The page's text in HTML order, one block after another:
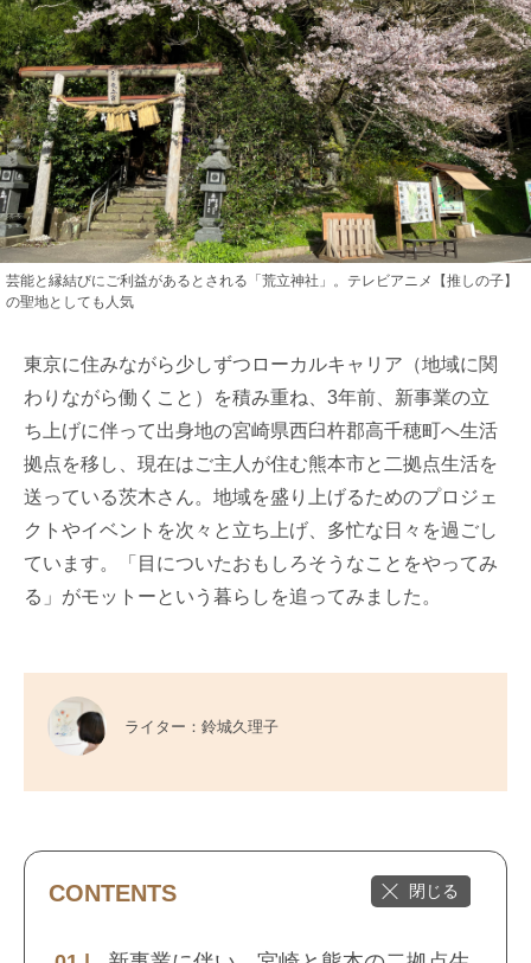
芸能と縁結びにご利益があるとされる「荒立神社」。テレビアニメ【推しの子】
の聖地としても人気
東京に住みながら少しずつローカルキャリア（地域に関
わりながら働くこと）を積み重ね、3年前、新事業の立
ち上げに伴って出身地の宮崎県西臼杵郡高千穂町へ生活
拠点を移し、現在はご主人が住む熊本市と二拠点生活を
送っている茨木さん。地域を盛り上げるためのプロジェ
クトやイベントを次々と立ち上げ、多忙な日々を過ごし
ています。「目についたおもしろそうなことをやってみ
る」がモットーという暮らしを追ってみました。
ライター：鈴城久理子
CONTENTS